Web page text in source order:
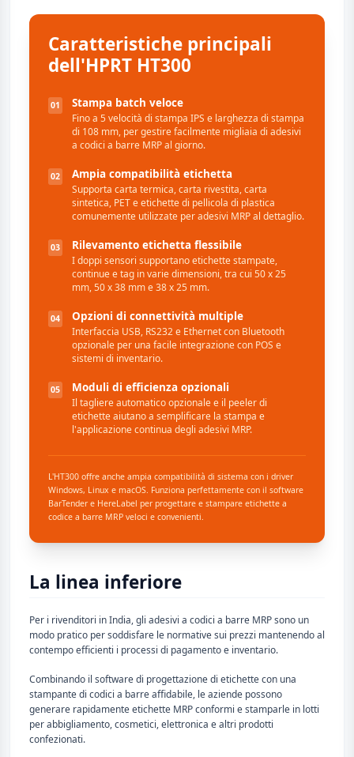
Caratteristiche principali
dell'HPRT HT300
01 Stampa batch veloce
Fino a 5 velocità di stampa IPS e larghezza di stampa
di 108 mm, per gestire facilmente migliaia di adesivi
a codici a barre MRP al giorno.
02 Ampia compatibilità etichetta
Supporta carta termica, carta rivestita, carta
sintetica, PET e etichette di pellicola di plastica
comunemente utilizzate per adesivi MRP al dettaglio.
03 Rilevamento etichetta flessibile
I doppi sensori supportano etichette stampate,
continue e tag in varie dimensioni, tra cui 50 x 25
mm, 50 x 38 mm e 38 x 25 mm.
04 Opzioni di connettività multiple
Interfaccia USB, RS232 e Ethernet con Bluetooth
opzionale per una facile integrazione con POS e
sistemi di inventario.
05 Moduli di efficienza opzionali
Il tagliere automatico opzionale e il peeler di
etichette aiutano a semplificare la stampa e
l'applicazione continua degli adesivi MRP.
L'HT300 offre anche ampia compatibilità di sistema con i driver
Windows, Linux e macOS. Funziona perfettamente con il software
BarTender e HereLabel per progettare e stampare etichette a
codice a barre MRP veloci e convenienti.
La linea inferiore
Per i rivenditori in India, gli adesivi a codici a barre MRP sono un
modo pratico per soddisfare le normative sui prezzi mantenendo al
contempo efficienti i processi di pagamento e inventario.
Combinando il software di progettazione di etichette con una
stampante di codici a barre affidabile, le aziende possono
generare rapidamente etichette MRP conformi e stamparle in lotti
per abbigliamento, cosmetici, elettronica e altri prodotti
confezionati.